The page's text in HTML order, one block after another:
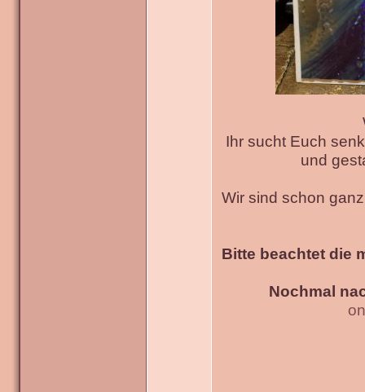
Ihr sucht Euch
und
Wir sind schon
Bitte beachtet die
Nochmal